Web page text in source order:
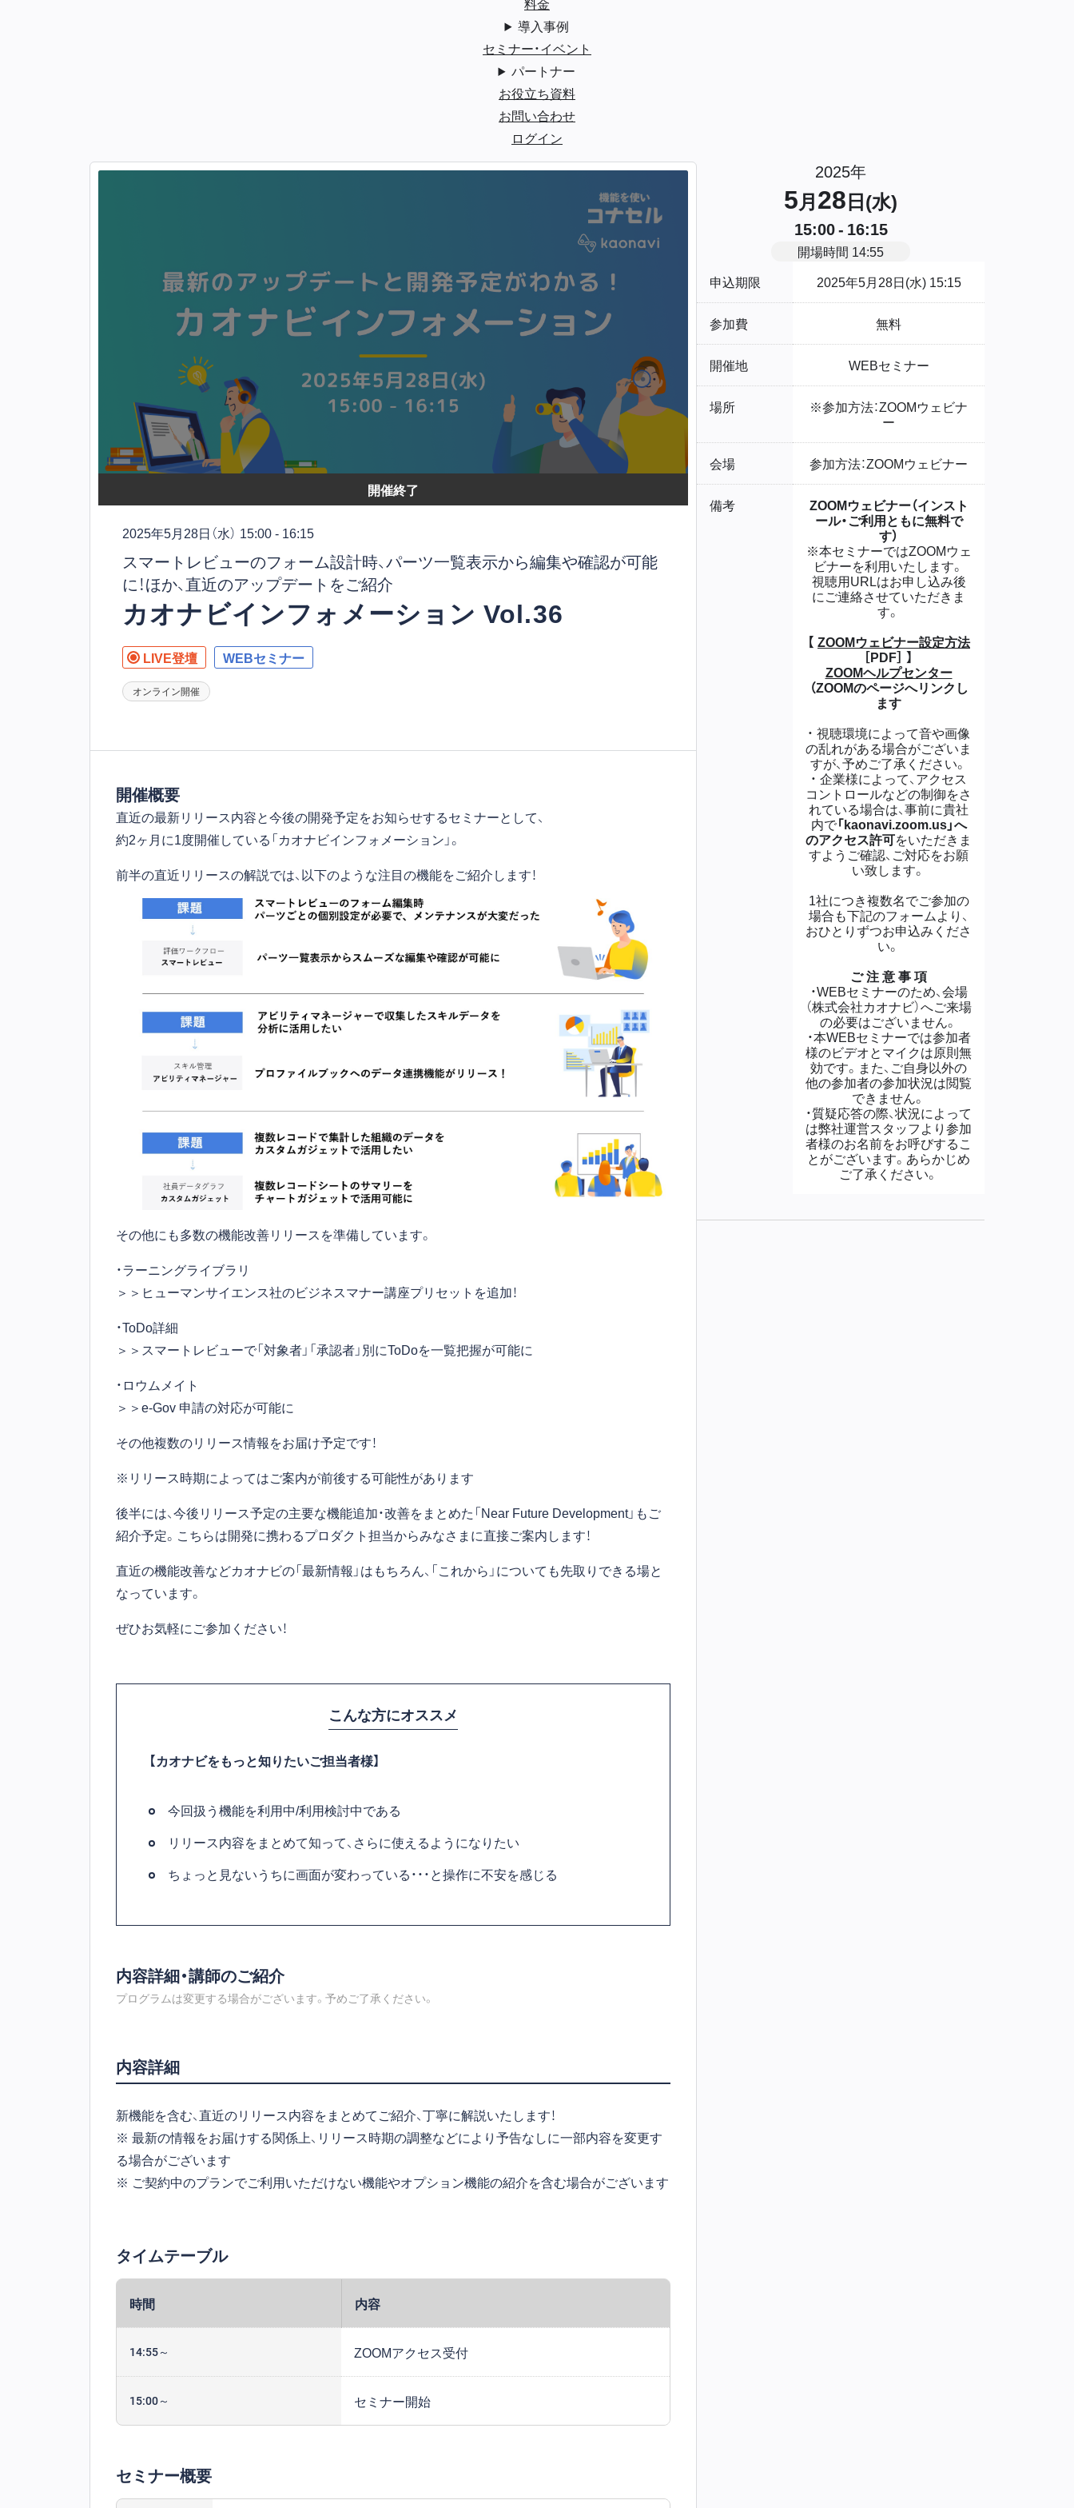
導入事例
セミナー・イベント
パートナー
お役立ち資料
お問い合わせ
ログイン
開催終了
2025年5月28日 （水） 15:00 - 16:15
スマートレビューのフォーム設計時、パーツ一覧表示から編集や確認が可能
に！ほか、直近のアップデートをご紹介
カオナビインフォメーション Vol.36
LIVE登壇 WEBセミナー
オンライン開催
開催概要
直近の最新リリース内容と今後の開発予定をお知らせするセミナーとして、
約2ヶ月に1度開催している「カオナビインフォメーション」。
前半の直近リリースの解説では、以下のような注目の機能をご紹介します！
その他にも多数の機能改善リリースを準備しています。
・ラーニングライブラリ
＞＞ヒューマンサイエンス社のビジネスマナー講座プリセットを追加！
・ToDo詳細
＞＞スマートレビューで「対象者」「承認者」別にToDoを一覧把握が可能に
・ロウムメイト
＞＞e-Gov 申請の対応が可能に
その他複数のリリース情報をお届け予定です！
※リリース時期によってはご案内が前後する可能性があります
後半には、今後リリース予定の主要な機能追加・改善をまとめた「Near Future Development」もご
紹介予定。こちらは開発に携わるプロダクト担当からみなさまに直接ご案内します！
直近の機能改善などカオナビの「最新情報」はもちろん、「これから」についても先取りできる場と
なっています。
ぜひお気軽にご参加ください！
こんな方にオススメ
【カオナビをもっと知りたいご担当者様】
今回扱う機能を利用中/利用検討中である
リリース内容をまとめて知って、さらに使えるようになりたい
ちょっと見ないうちに画面が変わっている・・・と操作に不安を感じる
内容詳細・講師のご紹介
プログラムは変更する場合がございます。予めご了承ください。
内容詳細
新機能を含む、直近のリリース内容をまとめてご紹介、丁寧に解説いたします！
※ 最新の情報をお届けする関係上、リリース時期の調整などにより予告なしに一部内容を変更す
る場合がございます
※ ご契約中のプランでご利用いただけない機能やオプション機能の紹介を含む場合がございます
タイムテーブル
時間 内容
14:55～ ZOOMアクセス受付
15:00～ セミナー開始
セミナー概要
2025年
5月28日(水)
15:00 - 16:15
開場時間 14:55
申込期限
2025年5月28日(水) 15:15
参加費 無料
開催地 WEBセミナー
場所 ※参加方法：ZOOMウェビナ
ー
会場 参加方法：ZOOMウェビナー
備考 ZOOMウェビナー（インスト
ール・ご利用ともに無料で
す）
※本セミナーではZOOMウェ
ビナーを利用いたします。
視聴用URLはお申し込み後
にご連絡させていただきま
す。
【 ZOOMウェビナー設定方法
［PDF］ 】
ZOOMヘルプセンター
（ZOOMのページへリンクし
ます
・ 視聴環境によって音や画像
の乱れがある場合がございま
すが、予めご了承ください。
・ 企業様によって、アクセス
コントロールなどの制御をさ
れている場合は、事前に貴社
内で「kaonavi.zoom.us」へ
のアクセス許可をいただきま
すようご確認、ご対応をお願
い致します。
1社につき複数名でご参加の
場合も下記のフォームより、
おひとりずつお申込みくださ
い。
ご 注 意 事 項
・WEBセミナーのため、会場
（株式会社カオナビ）へご来場
の必要はございません。
・本WEBセミナーでは参加者
様のビデオとマイクは原則無
効です。また、ご自身以外の
他の参加者の参加状況は閲覧
できません。
・質疑応答の際、状況によって
は弊社運営スタッフより参加
者様のお名前をお呼びするこ
とがございます。あらかじめ
ご了承ください。